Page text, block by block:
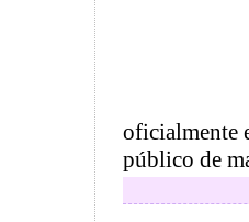
oficialmente
público de